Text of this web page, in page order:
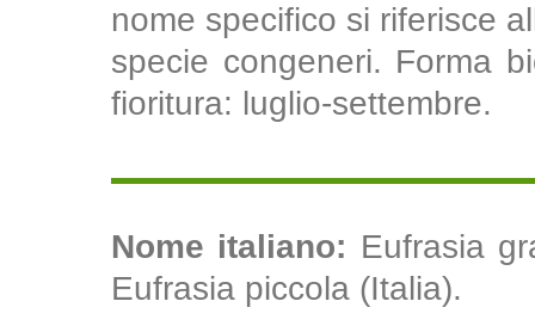
nome specifico si riferisce
specie congeneri. Forma
fioritura: luglio-settembre.
Nome italiano: Eufrasia
Eufrasia piccola (Italia).